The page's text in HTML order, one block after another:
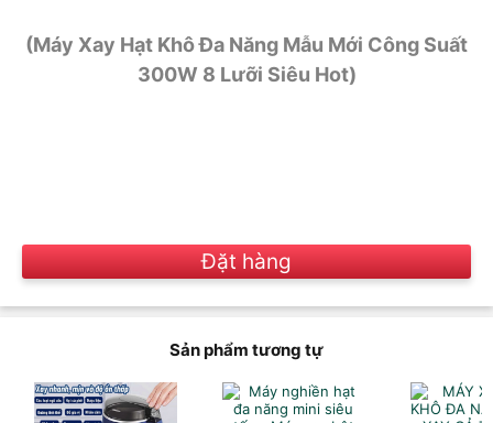
(Máy Xay Hạt Khô Đa Năng Mẫu Mới Công Suất
300W 8 Lưỡi Siêu Hot)
Đặt hàng
Sản phẩm tương tự